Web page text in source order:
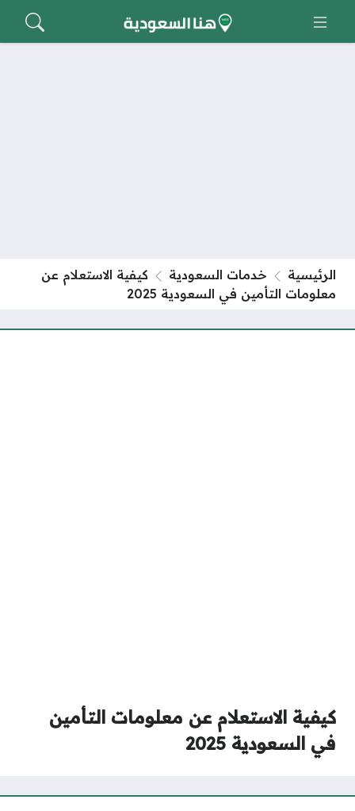
الرئيسية خدمات السعودية
كيفية الاستعلام عن
معلومات التأمين في السعودية 2025
كيفية الاستعلام عن معلومات التأمين
في السعودية 2025